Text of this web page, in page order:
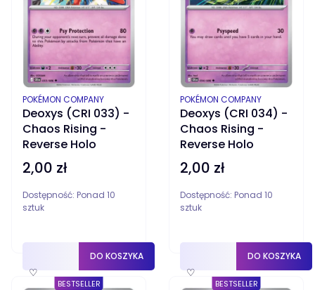
Deoxys (CRI 033) -
Chaos Rising -
Reverse Holo
PRODUCENT
POKÉMON COMPANY
Cena
2,00 zł
Dostępność: Ponad 10
sztuk
♡
DO KOSZYKA
Deoxys (CRI 034) -
Chaos Rising -
Reverse Holo
PRODUCENT
POKÉMON COMPANY
Cena
2,00 zł
Dostępność: Ponad 10
sztuk
♡
DO KOSZYKA
BESTSELLER BESTSELLER